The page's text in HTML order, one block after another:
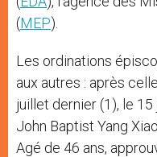
(MEP).
Les ordinations
aux autres : après
juillet dernier (1), le
John Baptist Yang
Agé de 46 ans,